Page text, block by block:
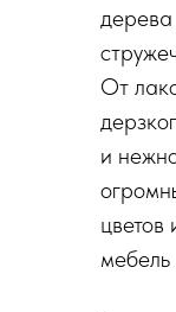
От
и
цветов